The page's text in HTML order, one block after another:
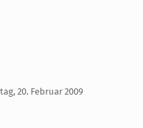
20. Februar 2009